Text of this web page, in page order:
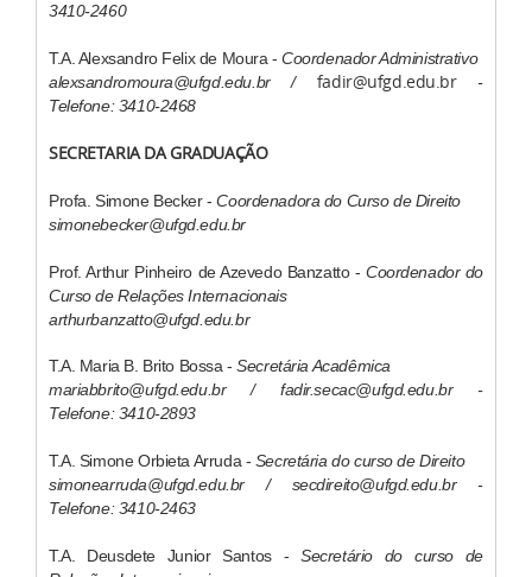
3410-2460
T.A. Alexsandro Felix de Moura -Coordenador Administrativo
alexsandromoura@ufgd.edu.br / fadir@ufgd.edu.br
-
Telefone: 3410-2468
SECRETARIA DA GRADUAÇÃO
Profa. Simone Becker -Coordenadora do Curso de Direito
simonebecker@ufgd.edu.br
Prof. Arthur Pinheiro de Azevedo Banzatto - Coordenador do
Curso de Relações Internacionais
arthurbanzatto@ufgd.edu.br
T.A. Maria B. Brito Bossa -Secretária Acadêmica
mariabbrito@ufgd.edu.br / fadir.secac@ufgd.edu.br​ -
Telefone: 3410-2893
T.A. Simone Orbieta Arruda - Secretária do curso de Direito
simonearruda@ufgd.edu.br / secdireito@ufgd.edu.br -
Telefone: 3410-2463
T.A. Deusdete Junior Santos -Secretário do curso de